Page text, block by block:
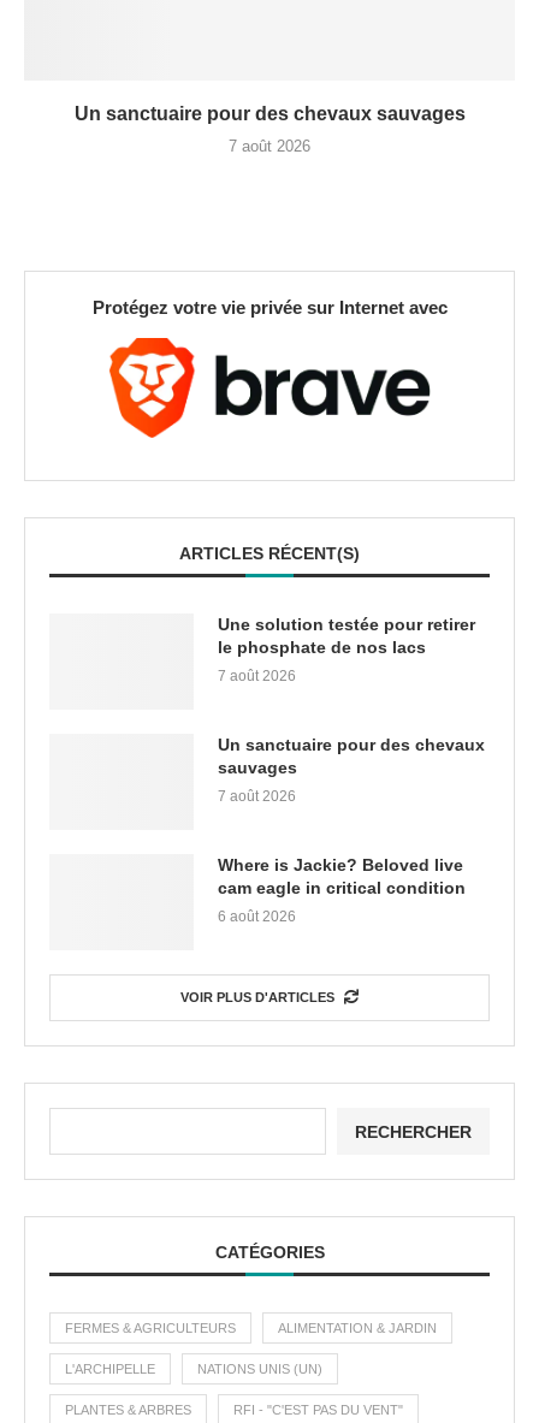
Un sanctuaire pour des chevaux sauvages
7 août 2026
Protégez votre vie privée sur Internet avec
ARTICLES RÉCENT(S)
Une solution testée pour retirer
le phosphate de nos lacs
7 août 2026
Un sanctuaire pour des chevaux
sauvages
7 août 2026
Where is Jackie? Beloved live
cam eagle in critical condition
6 août 2026
VOIR PLUS D'ARTICLES
RECHERCHER
CATÉGORIES
FERMES & AGRICULTEURS ALIMENTATION & JARDIN
L'ARCHIPELLE NATIONS UNIS (UN)
PLANTES & ARBRES RFI - "C'EST PAS DU VENT"